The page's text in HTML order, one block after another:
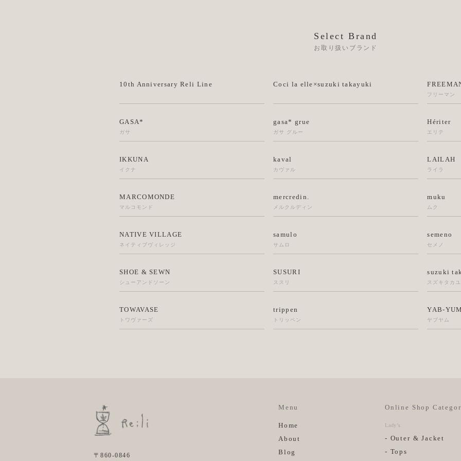
Select Brand
お取り扱いブランド
10th Anniversary Reli Line Coci la elle×suzuki takayuki
フリーマン
GASA*
ガサ
gasa* grue
ガサ グルー
Hériter
エリテ
IKKUNA
イクナ
kaval
カヴァル
LAILAH
ライラ
MARCOMONDE
マルコモンド
mercredin.
メルクルディン
muku
ムク
NATIVE VILLAGE
ネイティブヴィレッジ
samulo
サムロ
semeno
セメノ
SHOE & SEWN
シューアンドソーン
SUSURI
ススリ
suzuki
スズキタカ
TOWAVASE
トワヴァーズ
trippen
トリッペン
YAB-
ヤブヤム
〒860-0846
Menu
Home
About
Blog
Online Shop
Lady’s
- Outer & Jacket
- Tops